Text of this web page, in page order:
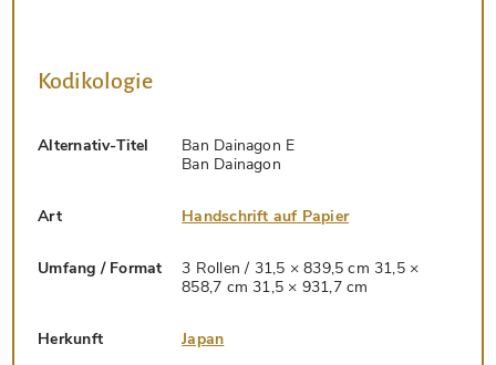
Kodikologie
Alternativ-Titel
Ban Dainagon E
Ban Dainagon
Art Handschrift auf Papier
Umfang / Format
3 Rollen / 31,5 × 839,5 cm 31,5 ×
858,7 cm 31,5 × 931,7 cm
Herkunft Japan